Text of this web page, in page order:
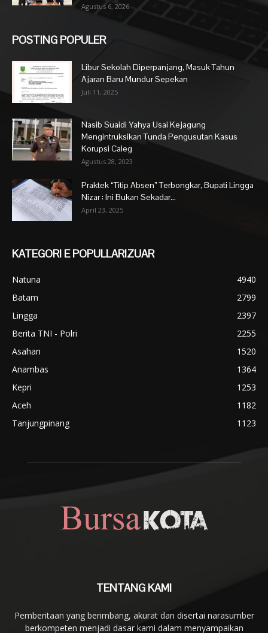
Agustus 6, 2026
POSTING POPULER
Libur Sekolah Diperpanjang, Masuk Tahun
Ajaran Baru Mundur Sepekan
Juli 11, 2025
Nasib Suaidi Yahya Usai Kejagung
Mengintruksikan Tunda Pengusutan Kasus
Korupsi Caleg
Agustus 28, 2023
Praktek “Titip Absen” Terbongkar, Bupati Lingga
Nizar : Ini Bukan Sekadar...
April 23, 2025
KATEGORI E POPULLARIZUAR
Natuna
4940
Batam
2799
Lingga
2397
Berita TNI - Polri
2255
Asahan
1520
Anambas
1364
Kepri
1253
Aceh
1182
Tanjungpinang
1123
TENTANG KAMI
Pemberitaan yang berimbang, akurat dan disertai narasumber
berkompeten menjadi dasar kami dalam menyampaikan